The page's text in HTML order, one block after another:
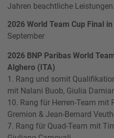
Jahren beachtliche Leistungen.
2026 World Team Cup Final
September
2026 BNP Paribas World
Alghero (ITA)
1. Rang und somit
mit Nalani Buob, Giulia
10. Rang für Herren-Team mit
Gremion & Jean-Bernard
7. Rang für Quad-Team mit